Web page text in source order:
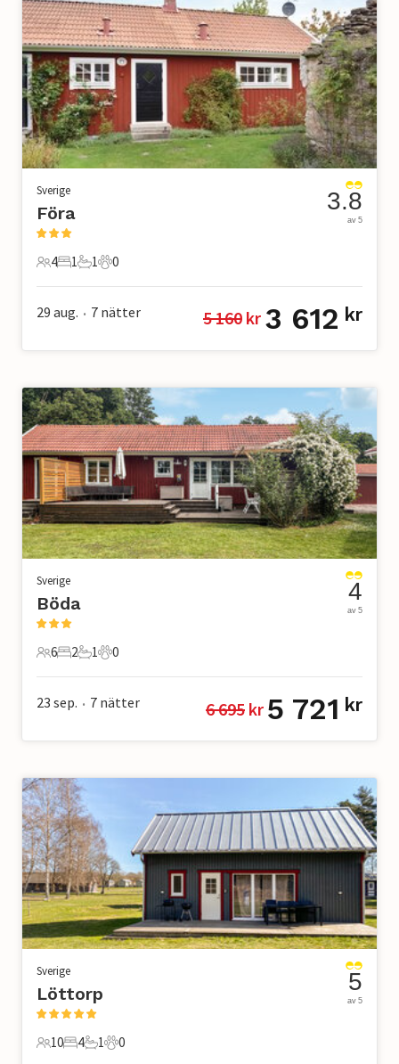
Sverige
Föra
4 Gäster
4
1 Sovrum
1
1 Badrum
1
0 Husdjur
0
3.8
av 5
29 aug. • 7 nätter 5 160 kr 3 612 kr
Sverige
Böda
6 Gäster
6
2 Sovrum
2
1 Badrum
1
0 Husdjur
0
4
av 5
23 sep. • 7 nätter 6 695 kr 5 721 kr
Sverige
Löttorp
10 Gäster
10
4 Sovrum
4
1 Badrum
1
0 Husdjur
0
5
av 5